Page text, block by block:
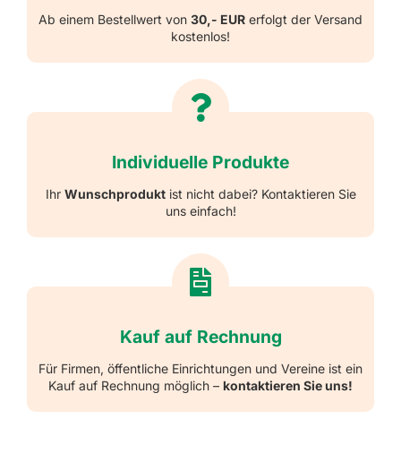
Ab einem Bestellwert von 30,- EUR erfolgt der Versand
kostenlos!
Individuelle Produkte
Ihr Wunschproduktist nicht dabei? Kontaktieren Sie
uns einfach!
Kauf auf Rechnung
Für Firmen, öffentliche Einrichtungen und Vereine ist ein
Kauf auf Rechnung möglich – kontaktieren Sie uns!